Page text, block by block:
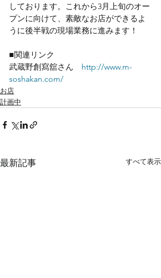
しております。これから3月上旬のオー
プンに向けて、素敵なお店ができるよ
うに後半戦の現場業務に進みます！
■関連リンク
武蔵野創寫舘さん http://www.m-
soshakan.com/
お店
計画中
最新記事 すべて表示